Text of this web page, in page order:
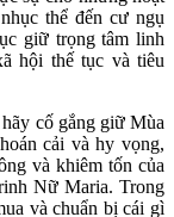
thể đến cư ngụ
giữ trọng tâm linh
hội thế tục và tiêu
cố gắng giữ Mùa
cải và hy vọng,
và khiêm tốn của
Nữ Maria. Trong
và chuẩn bị cái gì